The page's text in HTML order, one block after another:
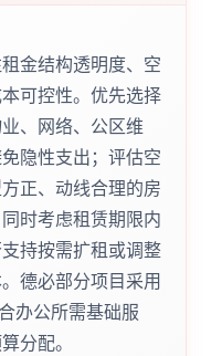
金结构透明度、空
可控性。优先选择
、网络、公区维
隐性支出；评估空
正、动线合理的房
时考虑租赁期限内
持按需扩租或调整
德必部分项目采用
办公所需基础服
分配。